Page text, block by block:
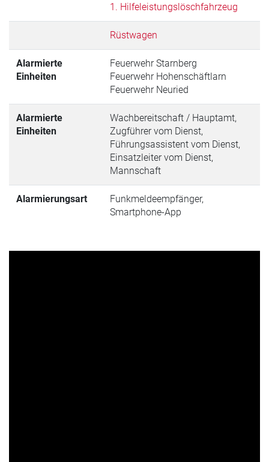
1. Hilfeleistungslöschfahrzeug
Rüstwagen
Alarmierte
Einheiten
Feuerwehr Starnberg
Feuerwehr Hohenschäftlarn
Feuerwehr Neuried
Alarmierte
Einheiten
Wachbereitschaft / Hauptamt,
Zugführer vom Dienst,
Führungsassistent vom Dienst,
Einsatzleiter vom Dienst,
Mannschaft
Alarmierungsart
Funkmeldeempfänger,
Smartphone-App